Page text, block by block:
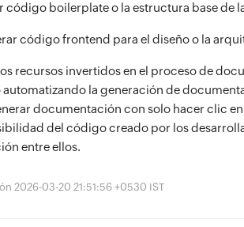
código boilerplate o la estructura base de
código frontend para el diseño o la
recursos invertidos en el proceso de
la generación de
documentación con solo hacer clic
del código creado por los
entre ellos.
2026-03-20 21:51:56 +0530 IST